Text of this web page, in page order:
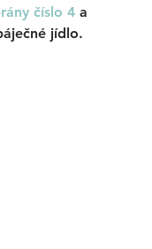
číslo 4 a
jídlo.